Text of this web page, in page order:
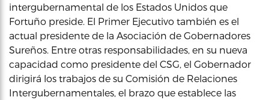
intergubernamental de los Estados Unidos que
Fortuño preside. El Primer Ejecutivo también es el
actual presidente de la Asociación de Gobernadores
Sureños. Entre otras responsabilidades, en su nueva
capacidad como presidente del CSG, el Gobernador
dirigirá los trabajos de su Comisión de Relaciones
Intergubernamentales, el brazo que establece las